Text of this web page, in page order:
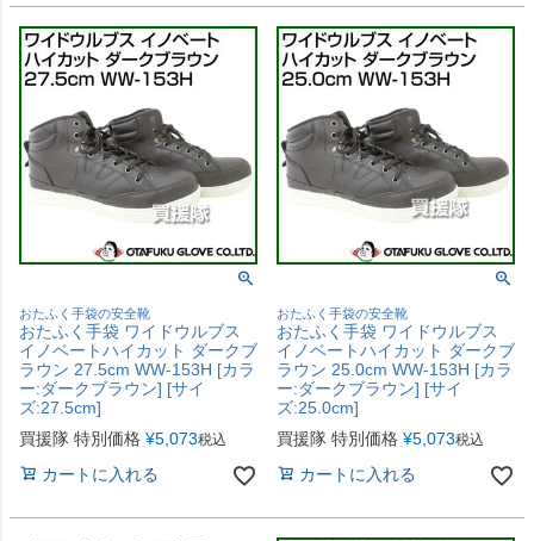
おたふく手袋の安全靴
おたふく手袋 ワイドウルブス
イノベートハイカット ダークブ
ラウン 27.5cm WW-153H [カラ
ー:ダークブラウン] [サイ
ズ:27.5cm]
買援隊 特別価格 ¥5,073税込
カートに入れる
おたふく手袋の安全靴
おたふく手袋 ワイドウルブス
イノベートハイカット ダークブ
ラウン 25.0cm WW-153H [カラ
ー:ダークブラウン] [サイ
ズ:25.0cm]
買援隊 特別価格 ¥5,073税込
カートに入れる